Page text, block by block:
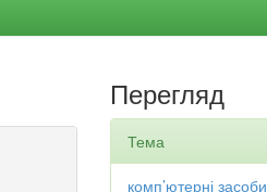
Перегляд
Тема
комп’ютерні засоби